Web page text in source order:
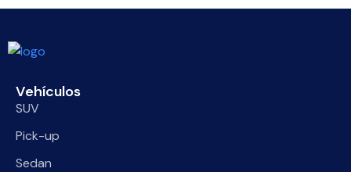
Vehículos
SUV
Pick-up
Sedan